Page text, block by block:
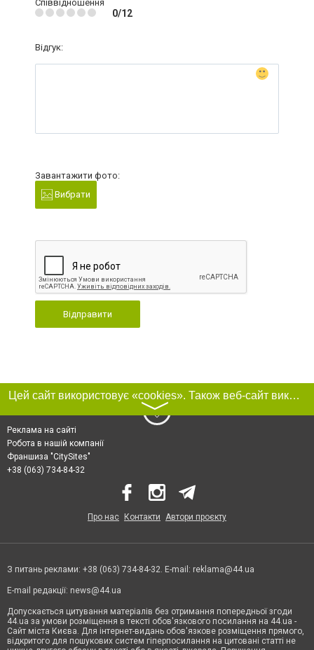
Співвідношення
0/12
Відгук:
Завантажити фото:
Вибрати
Відправити
Цей сайт використовує «cookies». Також веб-сайт використовує інтернет-сервіс для збору технічних даних стосовно відвідувачів з метою отримання маркетингової та статистичної інформації. Умови обробки даних відвідувачів сайту див.
〉
Реклама на сайті
Робота в нашій компанії
Франшиза "CitySites"
+38 (063) 734-84-32
Про нас Контакти Автори проєкту
З питань реклами: +38 (063) 734-84-32. E-mail: reklama@44.ua
E-mail редакції: news@44.ua
Допускається цитування матеріалів без отримання попередньої згоди
44.ua за умови розміщення в тексті обов'язкового посилання на 44.ua -
Сайт міста Києва. Для інтернет-видань обов'язкове розміщення прямого,
відкритого для пошукових систем гіперпосилання на цитовані статті не